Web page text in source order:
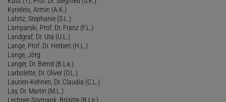
Kyrieleis, Armin (A.K.)
Lahrtz, Stephanie (S.L.)
Lamparski, Prof. Dr. Franz (F.L.)
Landgraf, Dr. Uta (U.L.)
Lange, Prof. Dr. Herbert (H.L.)
Lange, Jörg
Langer, Dr. Bernd (B.La.)
Larbolette, Dr. Oliver (O.L.)
Laurien-Kehnen, Dr. Claudia (C.L.)
Lay, Dr. Martin (M.L.)
Lechner-Ssymank, Brigitte (B.Le.)